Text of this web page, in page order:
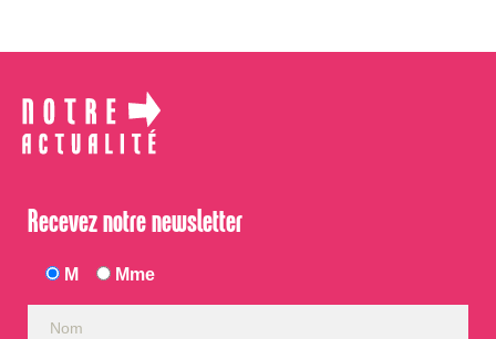
Recevez notre newsletter
M Mme